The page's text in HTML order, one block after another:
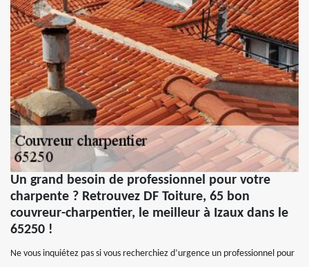
Un grand besoin de professionnel pour votre
charpente ? Retrouvez DF Toiture, 65 bon
couvreur-charpentier, le meilleur à Izaux dans le
65250 !
Ne vous inquiétez pas si vous recherchiez d’urgence un professionnel pour